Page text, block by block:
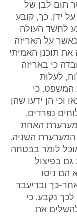
תום לבן של
ידן. כך, קובע
לחשד העולה
על האריזה
את תוכנן האמיתי
כי באריזה
לעלוּת
המשפט, כי
וכי הן ידעו שהן
נפרדים,
האחת
המערערת השניה.
לומר בבטחה
גם בפיצול
הם ניסו
כך ובדיעבד
נקבע, כי
את